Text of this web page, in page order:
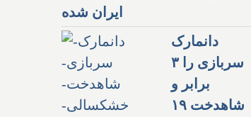
ایران شده
دانمارک
سربازی را ۳
برابر و
شاهدخت ۱۹